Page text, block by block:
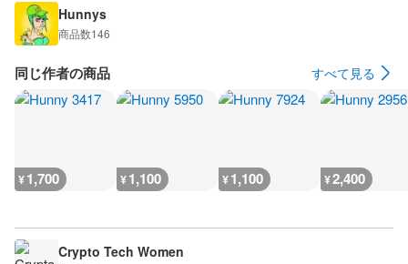
Hunnys
商品数146
同じ作者の商品 すべて見る
¥1,700 ¥1,100 ¥1,100 ¥2,400
Crypto Tech Women